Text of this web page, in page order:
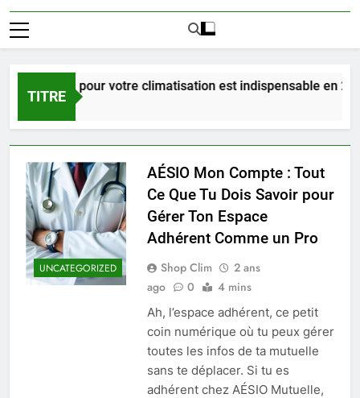
TITRE
pour votre climatisation est indispensable en 2025 ?
UNCATEGORIZED
AÉSIO Mon Compte : Tout
Ce Que Tu Dois Savoir pour
Gérer Ton Espace
Adhérent Comme un Pro
Shop Clim
2 ans
ago
0 4 mins
Ah, l’espace adhérent, ce petit
coin numérique où tu peux gérer
toutes les infos de ta mutuelle
sans te déplacer. Si tu es
adhérent chez AÉSIO Mutuelle,